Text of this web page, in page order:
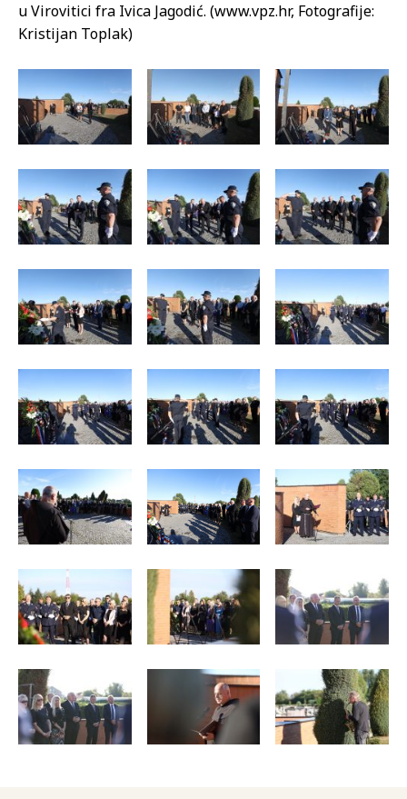
u Virovitici fra Ivica Jagodić. (www.vpz.hr, Fotografije:
Kristijan Toplak)